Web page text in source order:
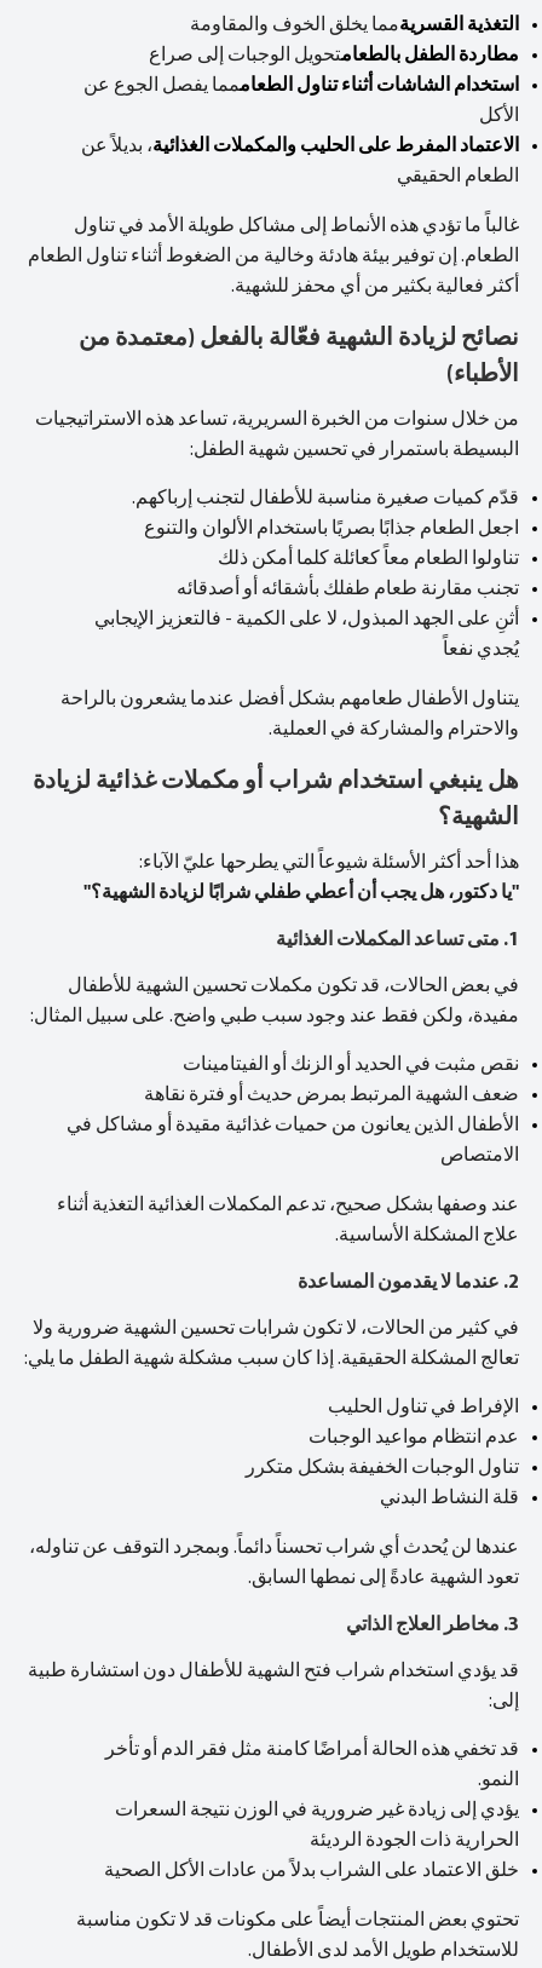
التغذية القسريةمما يخلق الخوف والمقاومة
مطاردة الطفل بالطعامتحويل الوجبات إلى صراع
استخدام الشاشات أثناء تناول الطعاممما يفصل الجوع عن
الأكل
الاعتماد المفرط على الحليب والمكملات الغذائية، بديلاً عن
الطعام الحقيقي
غالباً ما تؤدي هذه الأنماط إلى مشاكل طويلة الأمد في تناول
الطعام. إن توفير بيئة هادئة وخالية من الضغوط أثناء تناول الطعام
أكثر فعالية بكثير من أي محفز للشهية.
نصائح لزيادة الشهية فعّالة بالفعل (معتمدة من
الأطباء)
من خلال سنوات من الخبرة السريرية، تساعد هذه الاستراتيجيات
البسيطة باستمرار في تحسين شهية الطفل:
قدّم كميات صغيرة مناسبة للأطفال لتجنب إرباكهم.
اجعل الطعام جذابًا بصريًا باستخدام الألوان والتنوع
تناولوا الطعام معاً كعائلة كلما أمكن ذلك
تجنب مقارنة طعام طفلك بأشقائه أو أصدقائه
أثنِ على الجهد المبذول، لا على الكمية - فالتعزيز الإيجابي
يُجدي نفعاً
يتناول الأطفال طعامهم بشكل أفضل عندما يشعرون بالراحة
والاحترام والمشاركة في العملية.
هل ينبغي استخدام شراب أو مكملات غذائية لزيادة
الشهية؟
هذا أحد أكثر الأسئلة شيوعاً التي يطرحها عليّ الآباء:
"يا دكتور، هل يجب أن أعطي طفلي شرابًا لزيادة الشهية؟"
1. متى تساعد المكملات الغذائية
في بعض الحالات، قد تكون مكملات تحسين الشهية للأطفال
مفيدة، ولكن فقط عند وجود سبب طبي واضح. على سبيل المثال:
نقص مثبت في الحديد أو الزنك أو الفيتامينات
ضعف الشهية المرتبط بمرض حديث أو فترة نقاهة
الأطفال الذين يعانون من حميات غذائية مقيدة أو مشاكل في
الامتصاص
عند وصفها بشكل صحيح، تدعم المكملات الغذائية التغذية أثناء
علاج المشكلة الأساسية.
2. عندما لا يقدمون المساعدة
في كثير من الحالات، لا تكون شرابات تحسين الشهية ضرورية ولا
تعالج المشكلة الحقيقية. إذا كان سبب مشكلة شهية الطفل ما يلي:
الإفراط في تناول الحليب
عدم انتظام مواعيد الوجبات
تناول الوجبات الخفيفة بشكل متكرر
قلة النشاط البدني
عندها لن يُحدث أي شراب تحسناً دائماً. وبمجرد التوقف عن تناوله،
تعود الشهية عادةً إلى نمطها السابق.
3. مخاطر العلاج الذاتي
قد يؤدي استخدام شراب فتح الشهية للأطفال دون استشارة طبية
إلى:
قد تخفي هذه الحالة أمراضًا كامنة مثل فقر الدم أو تأخر
النمو.
يؤدي إلى زيادة غير ضرورية في الوزن نتيجة السعرات
الحرارية ذات الجودة الرديئة
خلق الاعتماد على الشراب بدلاً من عادات الأكل الصحية
تحتوي بعض المنتجات أيضاً على مكونات قد لا تكون مناسبة
للاستخدام طويل الأمد لدى الأطفال.